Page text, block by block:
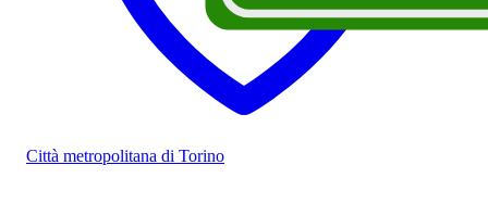
Città metropolitana di Torino